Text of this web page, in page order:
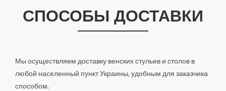
СПОСОБЫ ДОСТАВКИ
Мы осуществляем доставку венских стульев и столов в
любой населенный пункт Украины, удобным для заказчика
способом.